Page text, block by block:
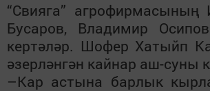
“Свияга” агрофирмасының
Бусаров, Владимир
кертәләр. Шофер Хатыйп
әзерләнгән кайнар аш-суны
–Кар астына барлык